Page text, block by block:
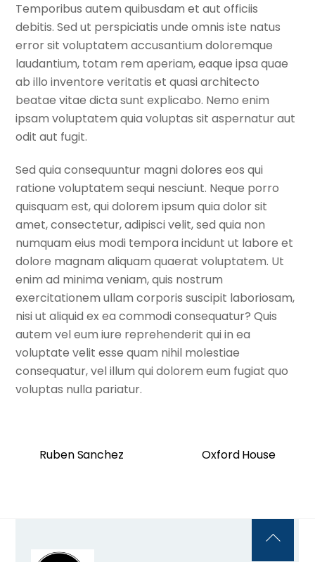
Temporibus autem quibusdam et aut officiis
debitis. Sed ut perspiciatis unde omnis iste natus
error sit voluptatem accusantium doloremque
laudantium, totam rem aperiam, eaque ipsa quae
ab illo inventore veritatis et quasi architecto
beatae vitae dicta sunt explicabo. Nemo enim
ipsam voluptatem quia voluptas sit aspernatur aut
odit aut fugit.
Sed quia consequuntur magni dolores eos qui
ratione voluptatem sequi nesciunt. Neque porro
quisquam est, qui dolorem ipsum quia dolor sit
amet, consectetur, adipisci velit, sed quia non
numquam eius modi tempora incidunt ut labore et
dolore magnam aliquam quaerat voluptatem. Ut
enim ad minima veniam, quis nostrum
exercitationem ullam corporis suscipit laboriosam,
nisi ut aliquid ex ea commodi consequatur? Quis
autem vel eum iure reprehenderit qui in ea
voluptate velit esse quam nihil molestiae
consequatur, vel illum qui dolorem eum fugiat quo
voluptas nulla pariatur.
Ruben Sanchez Oxford House